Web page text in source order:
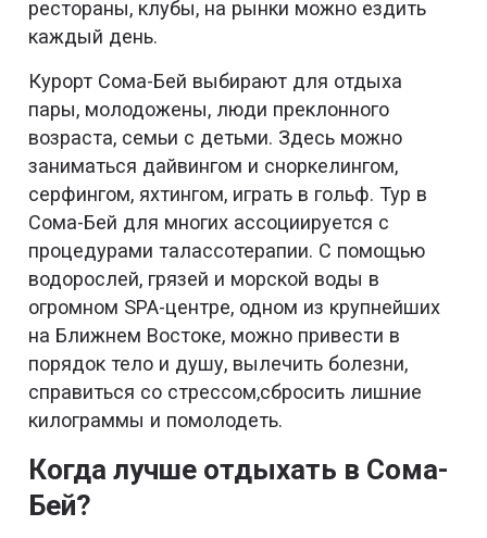
рестораны, клубы, на рынки можно ездить
каждый день.
Курорт Сома-Бей выбирают для отдыха
пары, молодожены, люди преклонного
возраста, семьи с детьми. Здесь можно
заниматься дайвингом и сноркелингом,
серфингом, яхтингом, играть в гольф. Тур в
Сома-Бей для многих ассоциируется с
процедурами талассотерапии. С помощью
водорослей, грязей и морской воды в
огромном SPA-центре, одном из крупнейших
на Ближнем Востоке, можно привести в
порядок тело и душу, вылечить болезни,
справиться со стрессом,сбросить лишние
килограммы и помолодеть.
Когда лучше отдыхать в Сома-
Бей?